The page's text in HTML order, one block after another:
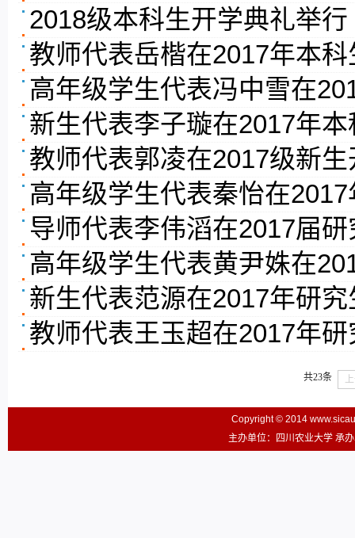
2018级本科生开学典礼举行
教师代表岳楷在2017年本
高年级学生代表冯中雪在
新生代表李子璇在2017年
教师代表郭凌在2017级新
高年级学生代表秦怡在
导师代表李伟滔在2017届
高年级学生代表黄尹姝在
新生代表范源在2017年研
教师代表王玉超在2017年
共23条
Copyright © 2014
主办单位：四川农业大学 承